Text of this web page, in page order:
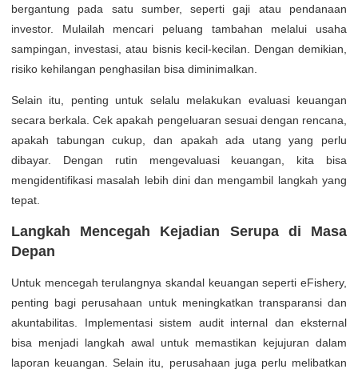
bergantung pada satu sumber, seperti gaji atau pendanaan
investor. Mulailah mencari peluang tambahan melalui usaha
sampingan, investasi, atau bisnis kecil-kecilan. Dengan demikian,
risiko kehilangan penghasilan bisa diminimalkan.
Selain itu, penting untuk selalu melakukan evaluasi keuangan
secara berkala. Cek apakah pengeluaran sesuai dengan rencana,
apakah tabungan cukup, dan apakah ada utang yang perlu
dibayar. Dengan rutin mengevaluasi keuangan, kita bisa
mengidentifikasi masalah lebih dini dan mengambil langkah yang
tepat.
Langkah Mencegah Kejadian Serupa di Masa
Depan
Untuk mencegah terulangnya skandal keuangan seperti eFishery,
penting bagi perusahaan untuk meningkatkan transparansi dan
akuntabilitas. Implementasi sistem audit internal dan eksternal
bisa menjadi langkah awal untuk memastikan kejujuran dalam
laporan keuangan. Selain itu, perusahaan juga perlu melibatkan